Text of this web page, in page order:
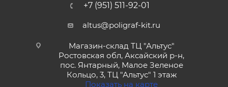
+7 (951) 511-92-01
altus@poligraf-kit.ru
Магазин-склад ТЦ "Альтус"
Ростовская обл, Аксайский р-н,
пос. Янтарный, Малое Зеленое
Кольцо, 3, ТЦ "Альтус" 1 этаж
Показать на карте